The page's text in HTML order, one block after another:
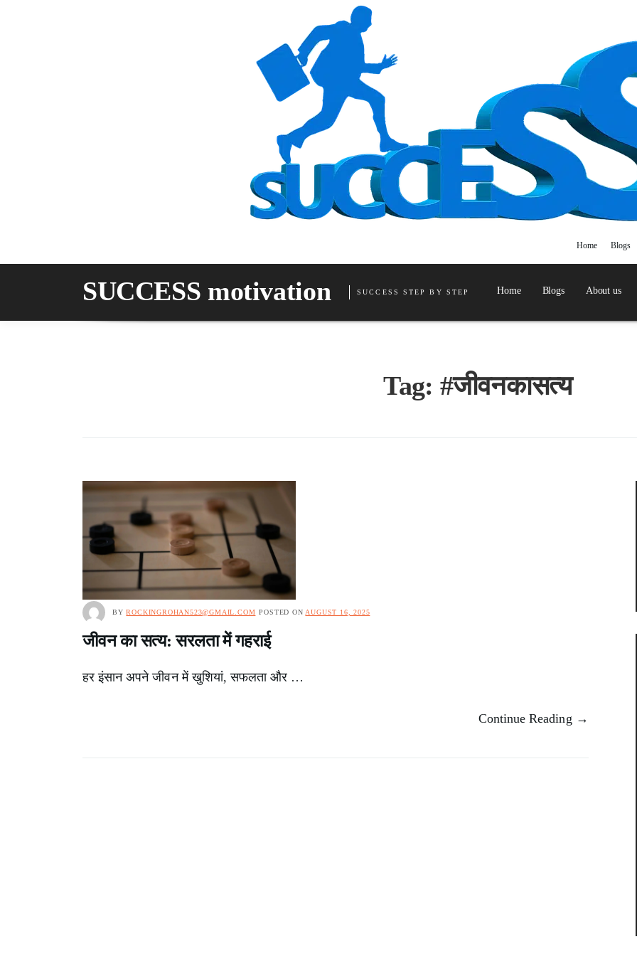
Home Blogs
SUCCESS motivation SUCCESS STEP BY STEP Home Blogs About us
Tag: #जीवनकासत्य
BYROCKINGROHAN523@GMAIL.COM POSTED ON AUGUST 16, 2025
जीवन का सत्य: सरलता में गहराई
हर इंसान अपने जीवन में खुशियां, सफलता और …
Continue Reading →